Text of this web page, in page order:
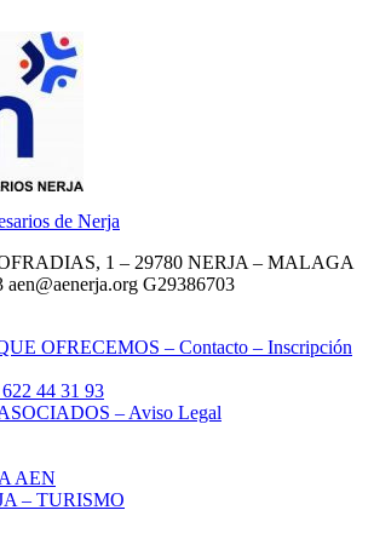
de Nerja
1 – 29780 NERJA – MALAGA
G29386703
OFRECEMOS – Contacto – Inscripción
44 31 93
– Aviso Legal
AEN
– TURISMO